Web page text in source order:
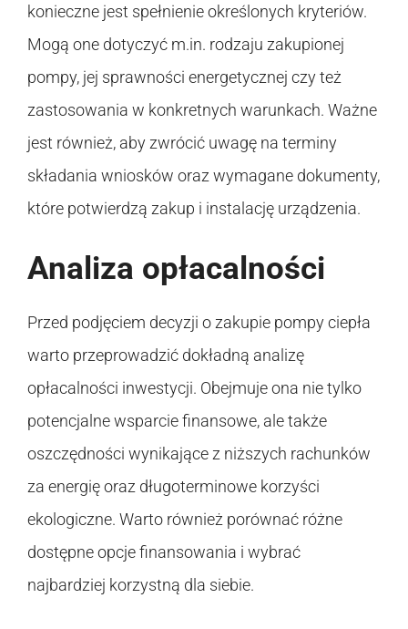
konieczne jest spełnienie określonych kryteriów.
Mogą one dotyczyć m.in. rodzaju zakupionej
pompy, jej sprawności energetycznej czy też
zastosowania w konkretnych warunkach. Ważne
jest również, aby zwrócić uwagę na terminy
składania wniosków oraz wymagane dokumenty,
które potwierdzą zakup i instalację urządzenia.
Analiza opłacalności
Przed podjęciem decyzji o zakupie pompy ciepła
warto przeprowadzić dokładną analizę
opłacalności inwestycji. Obejmuje ona nie tylko
potencjalne wsparcie finansowe, ale także
oszczędności wynikające z niższych rachunków
za energię oraz długoterminowe korzyści
ekologiczne. Warto również porównać różne
dostępne opcje finansowania i wybrać
najbardziej korzystną dla siebie.